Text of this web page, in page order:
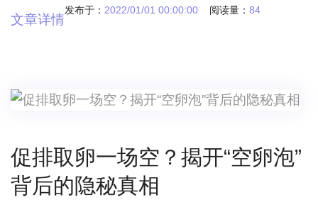
宫肌瘤该怎么办试管婴儿路上遇到子宫肌瘤怎么
可以孕期，一时间没法作出挑选。 人们最先要
发布于： 2022/01/01 00:00:00 阅读量： 84
文章详情
促排取卵一场空？揭开“空卵泡”
背后的隐秘真相